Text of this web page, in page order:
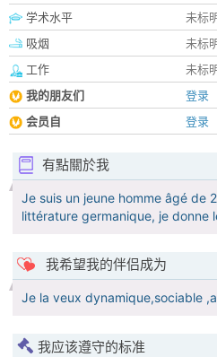
学术水平
未标
吸烟
未标
工作
未标
我的朋友们
登录
会员自
登录
有點關於我
Je suis un jeune homme âgé de
littérature germanique, je donne
我希望我的伴侣成为
Je la veux dynamique,sociable
我应该遵守的标准